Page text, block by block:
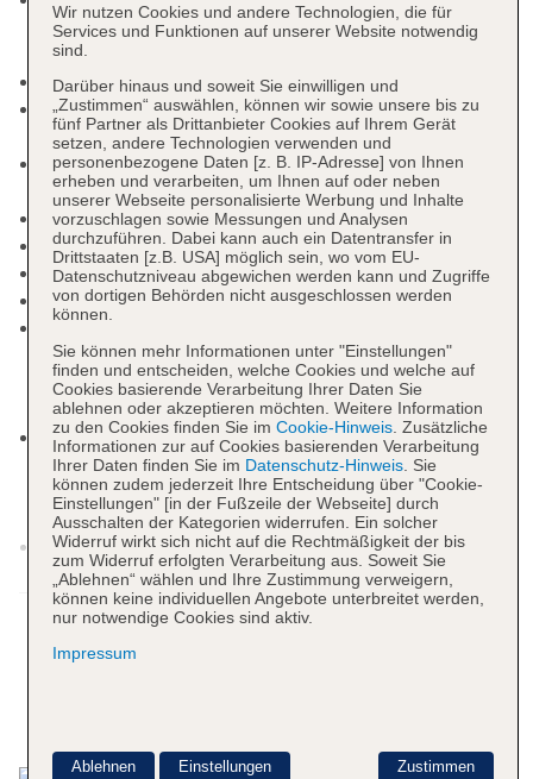
Gebühr, Barzahlung, Anfrage & Reservierung
notwendig
Hoteleröffnung: 2021
Rezeption: täglich, Sprachen: deutsch, englisch,
russisch, türkisch
Gästebetreuung: Sprachen: deutsch, englisch,
russisch, türkisch
Lift
Kaminzimmer, Gemeinschaftslounge/TV-Bereich
Gartenanlage
Pools: 3
Kinderpool „Children's Pool“: saisonabhängig;
wetterabhängig, ohne Gebühr, Outdoor,
Süßwasser, Liegestühle: ohne Gebühr, bei All
Inclusive inklusive, Sonnenschirme
Pool „Outdoor Pool“: saisonabhängig;
wetterabhängig, ohne Gebühr, Outdoor,
Süßwasser, Liegestühle: ohne Gebühr, bei All
Inclusive inklusive, Sonnenschirme
Pool „Indoor Pool“: November - März;
saisonabhängig; wetterabhängig, ohne Gebühr,
Indoor, Süßwasser, beheizbar, integrierter
Kinder/Babypool, Liegestühle: ohne Gebühr, bei
All Inclusive inklusive
Juwelier, Friseur
Weitere Informationen
Wir nutzen Cookies und andere Technologien, die für
Services und Funktionen auf unserer Website notwendig
sind.
Darüber hinaus und soweit Sie einwilligen und
„Zustimmen“ auswählen, können wir sowie unsere bis zu
fünf Partner als Drittanbieter Cookies auf Ihrem Gerät
setzen, andere Technologien verwenden und
personenbezogene Daten [z. B. IP-Adresse] von Ihnen
erheben und verarbeiten, um Ihnen auf oder neben
unserer Webseite personalisierte Werbung und Inhalte
vorzuschlagen sowie Messungen und Analysen
durchzuführen. Dabei kann auch ein Datentransfer in
Drittstaaten [z.B. USA] möglich sein, wo vom EU-
Datenschutzniveau abgewichen werden kann und Zugriffe
von dortigen Behörden nicht ausgeschlossen werden
können.
Sie können mehr Informationen unter "Einstellungen"
finden und entscheiden, welche Cookies und welche auf
Cookies basierende Verarbeitung Ihrer Daten Sie
ablehnen oder akzeptieren möchten. Weitere Information
zu den Cookies finden Sie im Cookie-Hinweis. Zusätzliche
Informationen zur auf Cookies basierenden Verarbeitung
Ihrer Daten finden Sie im Datenschutz-Hinweis. Sie
können zudem jederzeit Ihre Entscheidung über "Cookie-
Einstellungen" [in der Fußzeile der Webseite] durch
Ausschalten der Kategorien widerrufen. Ein solcher
Widerruf wirkt sich nicht auf die Rechtmäßigkeit der bis
zum Widerruf erfolgten Verarbeitung aus. Soweit Sie
„Ablehnen“ wählen und Ihre Zustimmung verweigern,
können keine individuellen Angebote unterbreitet werden,
nur notwendige Cookies sind aktiv.
Impressum
Zustimmen
Ablehnen Einstellungen